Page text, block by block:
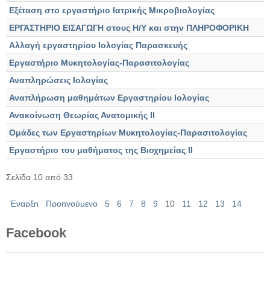
Εξέταση στο εργαστήριο Ιατρικής Μικροβιολογίας
ΕΡΓΑΣΤΗΡΙΟ ΕΙΣΑΓΩΓΗ στους Η/Υ και στην ΠΛΗΡΟΦΟΡΙΚΗ
Αλλαγή εργαστηρίου Ιολογίας Παρασκευής
Εργαστήριο Μυκητολογίας-Παρασιτολογίας
Αναπληρώσεις Ιολογίας
Αναπλήρωση μαθημάτων Εργαστηρίου Ιολογίας
Ανακοίνωση Θεωρίας Ανατομικής ΙΙ
Ομάδες των Εργαστηρίων Μυκητολογίας-Παρασιτολογίας
Εργαστήριο του μαθήματος της Βιοχημείας ΙΙ
Σελίδα 10 από 33
Έναρξη Προηγούμενο 5 6 7 8 9 10 11 12 13 14
Επόμενο Τέλος
Facebook